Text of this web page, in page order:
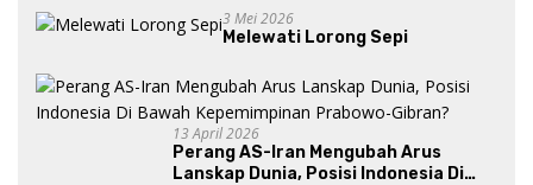
3 Mei 2026
Melewati Lorong Sepi
13 April 2026
Perang AS-Iran Mengubah Arus
Lanskap Dunia, Posisi Indonesia Di